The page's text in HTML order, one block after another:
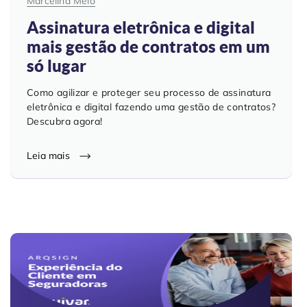
Assinatura eletrônica e digital
mais gestão de contratos em um
só lugar
Como agilizar e proteger seu processo de assinatura
eletrônica e digital fazendo uma gestão de contratos?
Descubra agora!
Leia mais